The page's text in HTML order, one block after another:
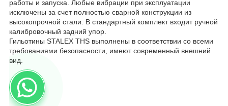
работы и запуска. Любые вибрации при эксплуатации
исключены за счет полностью сварной конструкции из
высокопрочной стали. В стандартный комплект входит ручной
калибровочный задний упор.
Гильотины STALEX THS выполнены в соответствии со всеми
требованиями безопасности, имеют современный внешний
вид.